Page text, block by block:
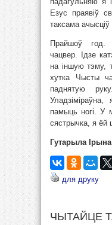
Езус праявіў
таксама ачысціў
Прайшоў год.
чацвер. Ідзе
на іншую тэму,
хутка Чысты
паднятую
памыць ногі. У
сястрычка, я ёй
Гутарыла Ірына
для друку
ЧЫТАЙЦЕ